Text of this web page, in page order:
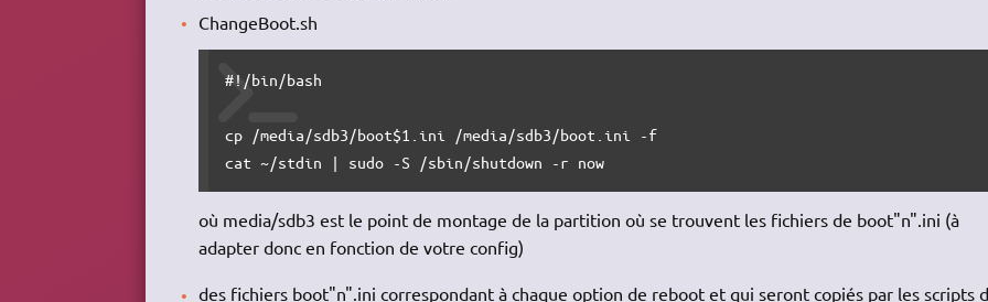
ChangeBoot.sh
#!/bin/bash
cp /media/sdb3/boot$1 .ini /media/sdb3/boot.ini
-f
cat ~/stdin | sudo -S /sbin/shutdown -r now
où media/sdb3 est le point de montage de la partition où se trouvent les fichiers de boot"n".ini (à
adapter donc en fonction de votre config)
des fichiers boot"n".ini correspondant à chaque option de reboot et qui seront copiés par les scripts